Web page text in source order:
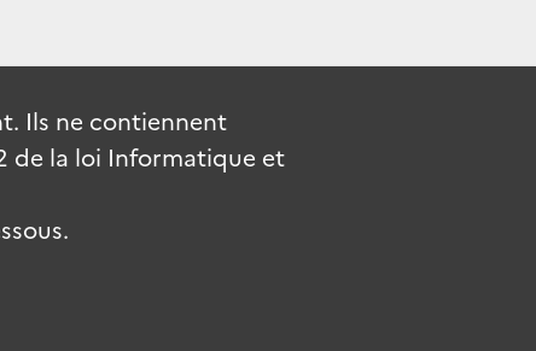
Ils ne contiennent
de la loi Informatique et